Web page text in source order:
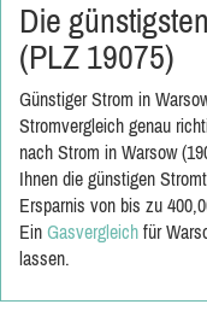
Die
(PLZ 19075)
Günstiger Strom in
Stromvergleich genau
nach Strom in Warsow
Ihnen die günstigen
Ersparnis von bis zu
Ein Gasvergleich für
lassen.